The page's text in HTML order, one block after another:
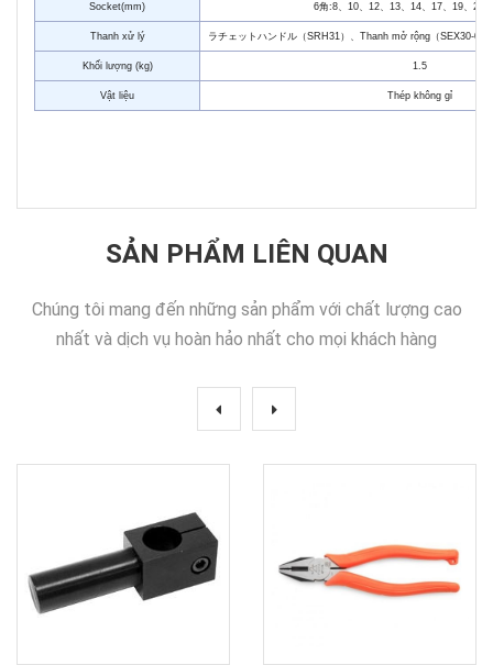
Socket(mm) 6角:8、10、12、13、14、17、19、21
Thanh xử lý ラチェットハンドル（SRH31）、Thanh mở rộng（SEX30-
Khối lượng (kg) 1.5
Vật liệu Thép không gỉ
SẢN PHẨM LIÊN QUAN
Chúng tôi mang đến những sản phẩm với chất lượng cao
nhất và dịch vụ hoàn hảo nhất cho mọi khách hàng